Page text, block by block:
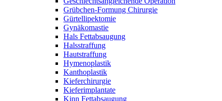
Grübchen-Formung Chirurgie
Gürtellipektomie
Gynäkomastie
Hals Fettabsaugung
Halsstraffung
Hautstraffung
Hymenoplastik
Kanthoplastik
Kieferchirurgie
Kieferimplantate
Kinn Fettabsaugung